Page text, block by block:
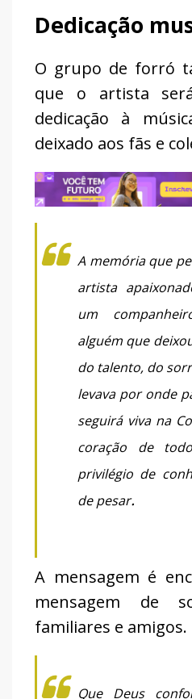
Dedicação
O grupo de forró
que o artista
dedicação à
deixado aos fãs e
A memória que
artista
um
alguém que
do talento, do
levava por onde
seguirá viva na
coração de
privilégio de
de pesar.
A mensagem é
mensagem de
familiares e amigos.
Que Deus